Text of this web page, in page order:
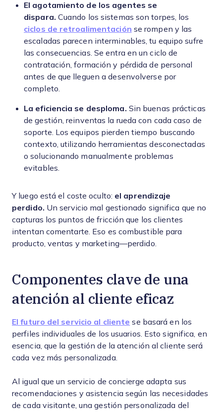
El agotamiento de los agentes se
dispara. Cuando los sistemas son torpes, los
ciclos de retroalimentación se rompen y las
escaladas parecen interminables, tu equipo sufre
las consecuencias. Se entra en un ciclo de
contratación, formación y pérdida de personal
antes de que lleguen a desenvolverse por
completo.
La eficiencia se desploma. Sin buenas prácticas
de gestión, reinventas la rueda con cada caso de
soporte. Los equipos pierden tiempo buscando
contexto, utilizando herramientas desconectadas
o solucionando manualmente problemas
evitables.
Y luego está el coste oculto: el aprendizaje
perdido. Un servicio mal gestionado significa que no
capturas los puntos de fricción que los clientes
intentan comentarte. Eso es combustible para
producto, ventas y marketing—perdido.
Componentes clave de una
atención al cliente eficaz
El futuro del servicio al cliente se basará en los
perfiles individuales de los usuarios. Esto significa, en
esencia, que la gestión de la atención al cliente será
cada vez más personalizada.
Al igual que un servicio de concierge adapta sus
recomendaciones y asistencia según las necesidades
de cada visitante, una gestión personalizada del